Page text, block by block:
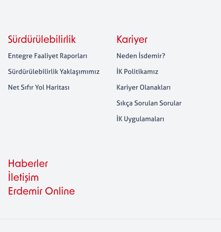
Sürdürülebilirlik
Entegre Faaliyet Raporları
Sürdürülebilirlik Yaklaşımımız
Net Sıfır Yol Haritası
Kariyer
Neden İsdemir?
İK Politikamız
Kariyer Olanakları
Sıkça Sorulan Sorular
İK Uygulamaları
Haberler
İletişim
Erdemir Online